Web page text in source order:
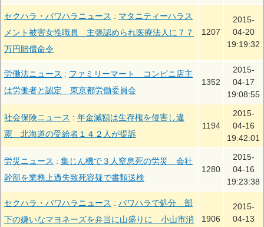
セクハラ・パワハラニュース : マタニティーハラス
メント被害女性職員 主張認められ医療法人に７７
万円賠償命令
1207
2015-
04-20
19:19:32
労働法ニュース : ファミリーマート コンビニ店主
は労働者と認定 東京都労働委員会
1352
2015-
04-17
19:08:55
社会保険ニュース : 年金減額は生存権を侵害し違
憲 北海道の受給者１４２人が提訴
1194
2015-
04-16
19:42:01
労災ニュース : 集じん機で３人窒息死の労災 会社
幹部を業務上過失致死容疑で書類送検
1280
2015-
04-16
19:23:38
セクハラ・パワハラニュース : パワハラで処分 部
下の嫌いなマヨネーズを弁当に山盛りに 小山市消
1906
2015-
04-13